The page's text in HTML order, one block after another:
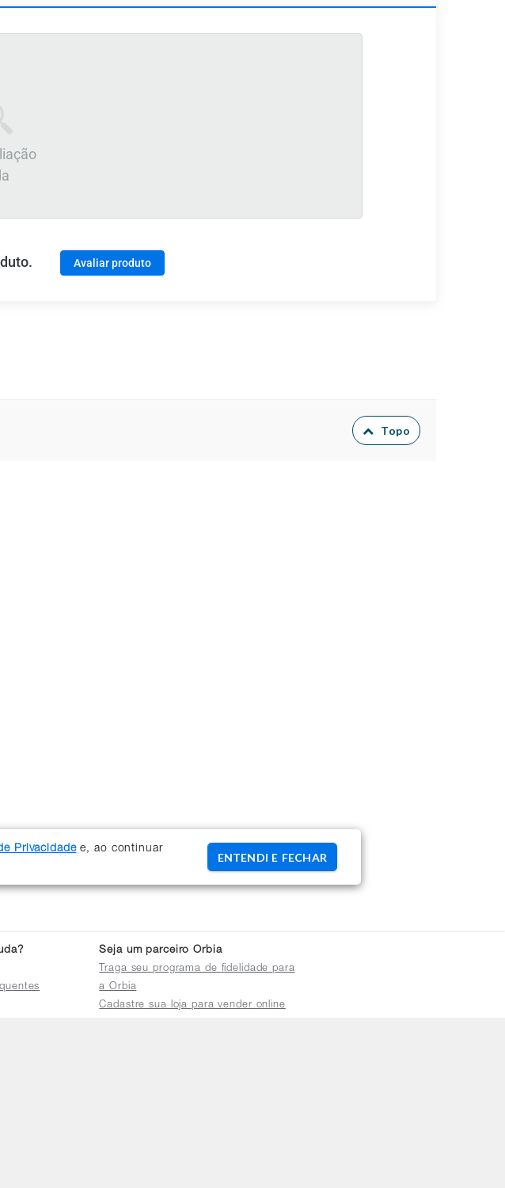
Privacidadee, ao continuar
ENTENDI E FECHAR
Avaliar produto
Topo
Seja um parceiro Orbia
Traga seu programa de fidelidade para
a Orbia
Cadastre sua loja para vender online